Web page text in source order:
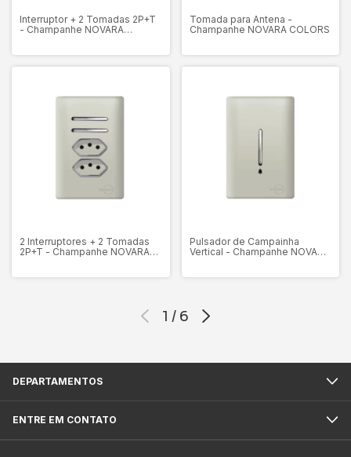
Interruptor + 2 Tomadas 2P+T
- Champanhe NOVARA
Tomada para Antena -
Champanhe NOVARA COLORS
2 Interruptores + 2 Tomadas
2P+T - Champanhe NOVARA
Pulsador de Campainha
Vertical - Champanhe NOVARA
1 / 6
DEPARTAMENTOS
ENTRE EM CONTATO